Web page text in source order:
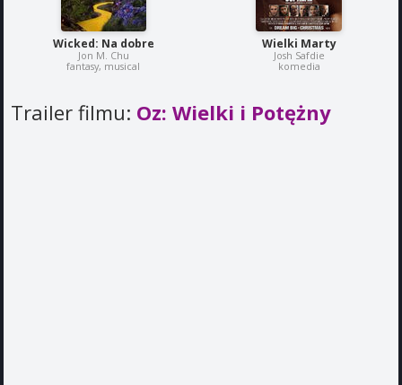
Wicked: Na dobre
Jon M. Chu
fantasy, musical
Wielki Marty
Josh Safdie
komedia
Trailer filmu: Oz: Wielki i Potężny